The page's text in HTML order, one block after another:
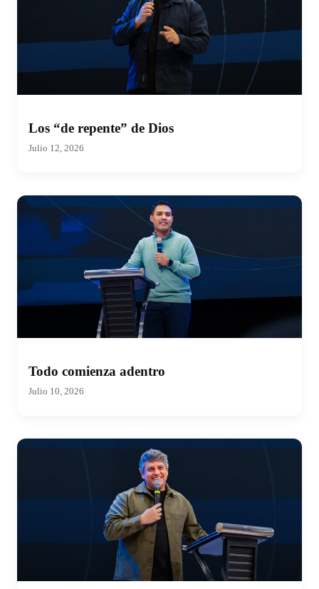
Los “de repente” de Dios
Julio 12, 2026
Todo comienza adentro
Julio 10, 2026